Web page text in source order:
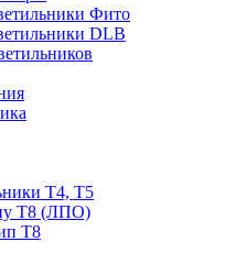
Фито
DLB
T4, T5
Т8 (ЛПО)
T8